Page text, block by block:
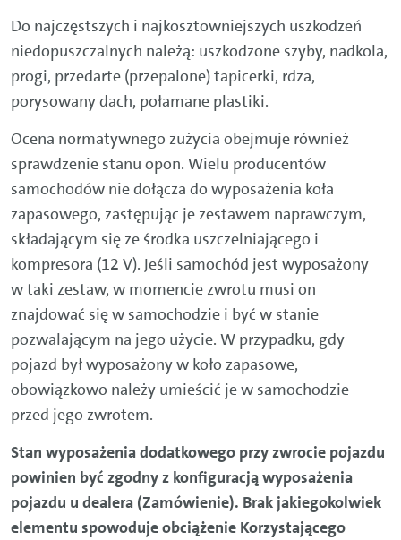
Do najczęstszych i najkosztowniejszych uszkodzeń
niedopuszczalnych należą: uszkodzone szyby, nadkola,
progi, przedarte (przepalone) tapicerki, rdza,
porysowany dach, połamane plastiki.
Ocena normatywnego zużycia obejmuje również
sprawdzenie stanu opon. Wielu producentów
samochodów nie dołącza do wyposażenia koła
zapasowego, zastępując je zestawem naprawczym,
składającym się ze środka uszczelniającego i
kompresora (12 V). Jeśli samochód jest wyposażony
w taki zestaw, w momencie zwrotu musi on
znajdować się w samochodzie i być w stanie
pozwalającym na jego użycie. W przypadku, gdy
pojazd był wyposażony w koło zapasowe,
obowiązkowo należy umieścić je w samochodzie
przed jego zwrotem.
Stan wyposażenia dodatkowego przy zwrocie pojazdu
powinien być zgodny z konfiguracją wyposażenia
pojazdu u dealera (Zamówienie). Brak jakiegokolwiek
elementu spowoduje obciążenie Korzystającego